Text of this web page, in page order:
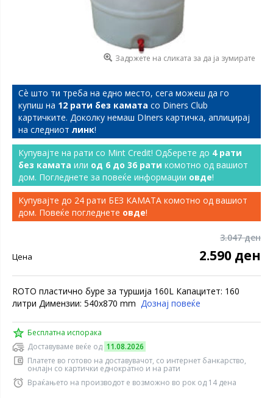
Задржете на сликата за да ја зумирате
Сѐ што ти треба на едно место, сега можеш да го
купиш на 12 рати без камата со Diners Club
картичките. Доколку немаш DIners картичка, аплицирај
на следниот линк!
Купувајте на рати со Mint Credit! Одберете до 4 рати
без камата или од 6 до 36 рати комотно од вашиот
дом. Погледнете за повеќе информации овде!
Купувајте до 24 рати БЕЗ КАМАТА комотно од вашиот
дом. Повеќе погледнете овде!
3.047 ден
Цена 2.590 ден
ROTO пластично буре за туршија 160L Капацитет: 160
литри Димензии: 540x870 mm Дознај повеќе
Бесплатна испорака
Доставуваме веќе од 11.08.2026
Платете во готово на доставувачот, со интернет банкарство,
онлајн со картички еднократно и на рати
Враќањето на производот е возможно во рок од 14 дена